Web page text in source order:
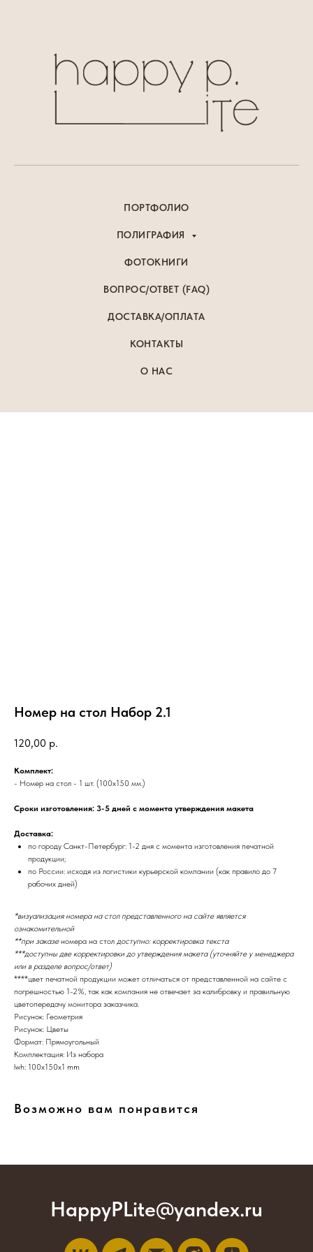
ПОРТФОЛИО
ПОЛИГРАФИЯ
ФОТОКНИГИ
ВОПРОС/ОТВЕТ (FAQ)
ДОСТАВКА/ОПЛАТА
КОНТАКТЫ
О НАС
Номер на стол Набор 2.1
120,00 р.
Комплект:
- Номер на стол - 1 шт. (100х150 мм.)
Сроки изготовления: 3-5 дней с момента утверждения макета
Доставка:
по городу Санкт-Петербург: 1-2 дня с момента изготовления печатной
продукции;
по России: исходя из логистики курьерской компании (как правило до 7
рабочих дней)
*визуализация номера на стол представленного на сайте является
ознакомительной
**при заказеномера на стол доступно: корректировка текста
***доступны две корректировки до утверждения макета (уточняйте у менеджера
или в разделе вопрос/ответ)
****цвет печатной продукции может отличаться от представленной на сайте с
погрешностью 1-2%, так как компания не отвечает за калибровку и правильную
цветопередачу монитора заказчика.
Рисунок: Геометрия
Рисунок: Цветы
Формат: Прямоугольный
Комплектация: Из набора
lwh: 100x150x1 mm
Возможно вам понравится
HappyPLite@yandex.ru